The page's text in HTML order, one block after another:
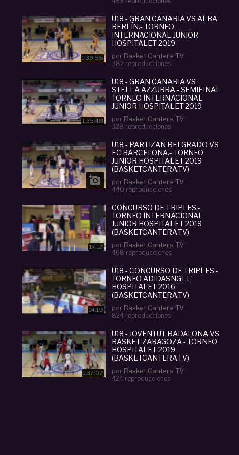
1:39:55
U18 - GRAN CANARIA VS ALBA
BERLÍN.- TORNEO
INTERNACIONAL JUNIOR
HOSPITALET 2019
por Basket Cantera TV
382 reproducciones
1:35:48
U18 - GRAN CANARIA VS
STELLA AZZURRA.- SEMIFINAL
TORNEO INTERNACIONAL
JUNIOR HOSPITALET 2019
por Basket Cantera TV
328 reproducciones

U18 - PARTIZAN BELGRADO VS
FC BARCELONA.- TORNEO
JUNIOR HOSPITALET 2019
(BASKETCANTERA.TV)
por Basket Cantera TV
440 reproducciones
17:17
CONCURSO DE TRIPLES.-
TORNEO INTERNACIONAL
JUNIOR HOSPITALET 2019
(BASKETCANTERA.TV)
por Basket Cantera TV
468 reproducciones
14:19
U18 - CONCURSO DE TRIPLES.-
TORNEO ADIDASNGT L'
HOSPITALET 2016
(BASKETCANTERA.TV)
por Basket Cantera TV
824 reproducciones
1:37:07
U18 - JOVENTUT BADALONA VS
BASKET ZARAGOZA - TORNEO
HOSPITALET 2019
(BASKETCANTERA.TV)
por Basket Cantera TV
424 reproducciones